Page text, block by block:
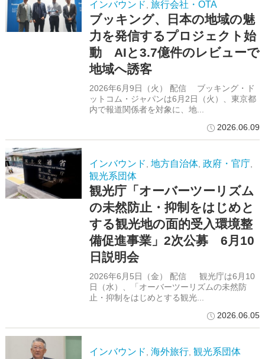
インバウンド, 旅行会社・OTA
ブッキング、日本の地域の魅
力を発信するプロジェクト始
動 AIと3.7億件のレビューで
地域へ誘客
2026年6月9日（火） 配信 ブッキング・ド
ットコム・ジャパンは6月2日（火）、東京都
内で報道関係者を対象に、地...
2026.06.09
インバウンド, 地方自治体, 政府・官庁,
観光系団体
観光庁「オーバーツーリズム
の未然防止・抑制をはじめと
する観光地の面的受入環境整
備促進事業」2次公募 6月10
日説明会
2026年6月5日（金） 配信 観光庁は6月10
日（水）、「オーバーツーリズムの未然防
止・抑制をはじめとする観光...
2026.06.05
インバウンド, 海外旅行, 観光系団体